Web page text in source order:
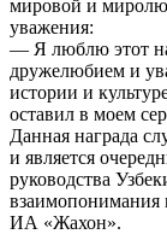
мировой и
уважения:
— Я люблю этот
дружелюбием и
истории и
оставил в моем
Данная награда
и является
руководства
взаимопонимания
ИА «Жахон».